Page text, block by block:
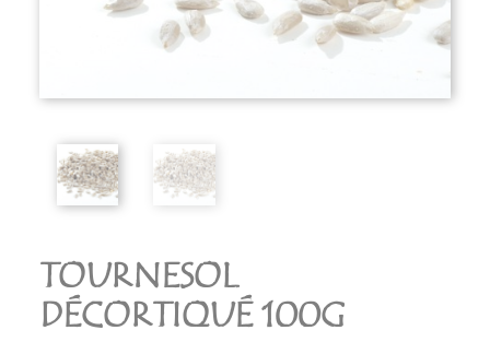
TOURNESOL
DÉCORTIQUÉ 100G